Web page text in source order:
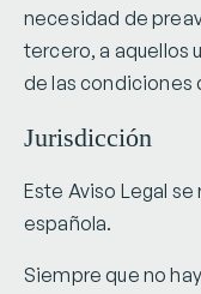
necesidad de
tercero, a aquellos
de las condiciones
Jurisdicción
Este Aviso Legal
española.
Siempre que no